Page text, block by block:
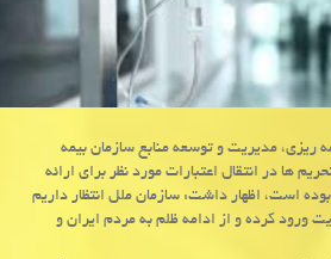
ریزی، مدیریت و توسعه منابع سازمان بیمه
ها در انتقال اعتبارات مورد نظر برای ارائه
است، اظهار داشت: سازمان ملل انتظار داریم
ورود كرده و از ادامه ظلم به مردم ایران و